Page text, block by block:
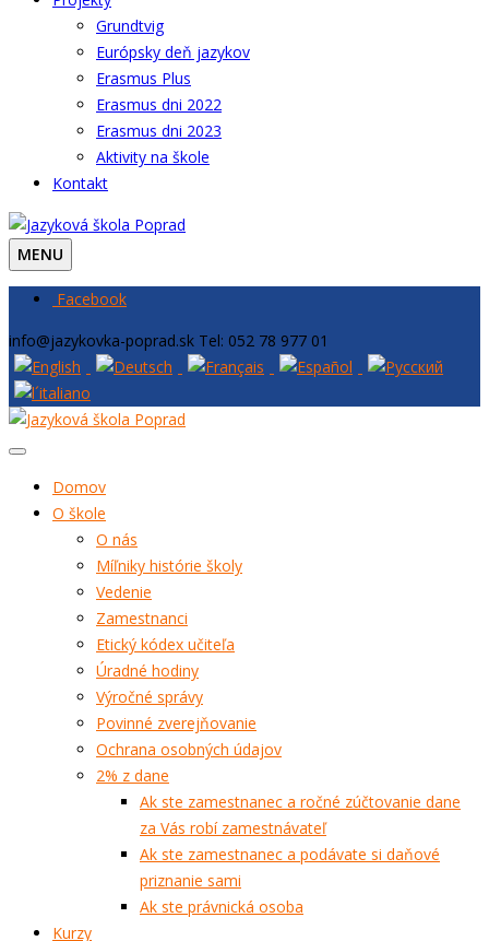
Grundtvig
Európsky deň jazykov
Erasmus Plus
Erasmus dni 2022
Erasmus dni 2023
Aktivity na škole
Kontakt
MENU
Facebook
info@jazykovka-poprad.sk Tel: 052 78 977 01
Domov
O škole
O nás
Míľniky histórie školy
Vedenie
Zamestnanci
Etický kódex učiteľa
Úradné hodiny
Výročné správy
Povinné zverejňovanie
Ochrana osobných údajov
2% z dane
Ak ste zamestnanec a ročné zúčtovanie dane
za Vás robí zamestnávateľ
Ak ste zamestnanec a podávate si daňové
priznanie sami
Ak ste právnická osoba
Kurzy